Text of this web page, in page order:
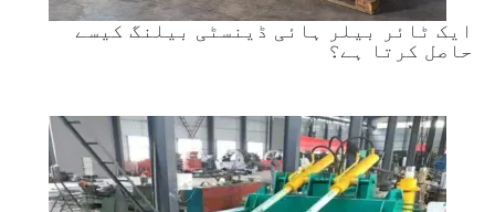
ایک ٹائر بیلر ہائی ڈینسٹی بیلنگ کیسے
حاصل کرتا ہے؟